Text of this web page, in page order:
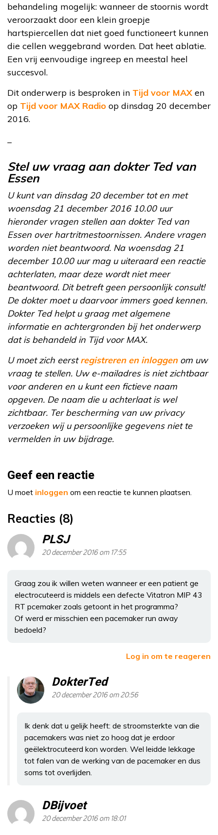
behandeling mogelijk: wanneer de stoornis wordt
veroorzaakt door een klein groepje
hartspiercellen dat niet goed functioneert kunnen
die cellen weggebrand worden. Dat heet ablatie.
Een vrij eenvoudige ingreep en meestal heel
succesvol.
Dit onderwerp is besproken in Tijd voor MAX en
op Tijd voor MAX Radio op dinsdag 20 december
2016.
Stel uw vraag aan dokter Ted van
Essen
U kunt van dinsdag 20 december tot en met
woensdag 21 december 2016 10.00 uur
hieronder vragen stellen aan dokter Ted van
Essen over hartritmestoornissen. Andere vragen
worden niet beantwoord. Na woensdag 21
december 10.00 uur mag u uiteraard een reactie
achterlaten, maar deze wordt niet meer
beantwoord. Dit betreft geen persoonlijk consult!
De dokter moet u daarvoor immers goed kennen.
Dokter Ted helpt u graag met algemene
informatie en achtergronden bij het onderwerp
dat is behandeld in Tijd voor MAX.
U moet zich eerstregistreren en inloggenom uw
vraag te stellen. Uw e-mailadres is niet zichtbaar
voor anderen en u kunt een fictieve naam
opgeven. De naam die u achterlaat is wel
zichtbaar. Ter bescherming van uw privacy
verzoeken wij u persoonlijke gegevens niet te
vermelden in uw bijdrage.
Geef een reactie
U moet inloggen om een reactie te kunnen plaatsen.
Reacties (8)
PLSJ
20 december 2016 om 17:55
Graag zou ik willen weten wanneer er een patient ge
electrocuteerd is middels een defecte Vitatron MIP 43
RT pcemaker zoals getoont in het programma?
Of werd er misschien een pacemaker run away
bedoeld?
Log in om te reageren
DokterTed
20 december 2016 om 20:56
Ik denk dat u gelijk heeft: de stroomsterkte van die
pacemakers was niet zo hoog dat je erdoor
geëlektrocuteerd kon worden. Wel leidde lekkage
tot falen van de werking van de pacemaker en dus
soms tot overlijden.
DBijvoet
20 december 2016 om 18:01